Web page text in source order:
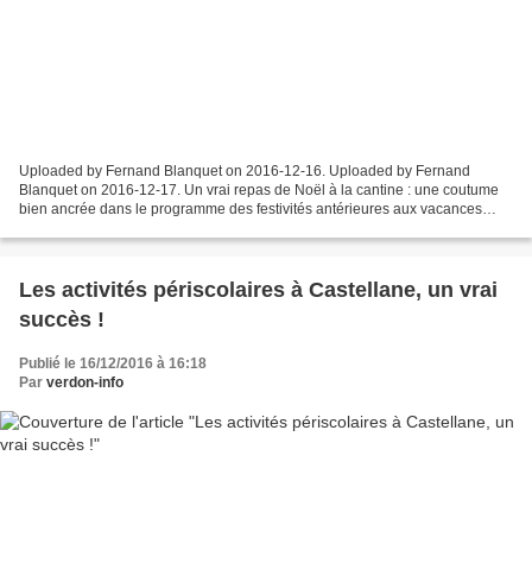
Uploaded by Fernand Blanquet on 2016-12-16. Uploaded by Fernand
Blanquet on 2016-12-17. Un vrai repas de Noël à la cantine : une coutume
bien ancrée dans le programme des festivités antérieures aux vacances
Les activités périscolaires à Castellane, un vrai
succès !
Publié le 16/12/2016 à 16:18
Par verdon-info